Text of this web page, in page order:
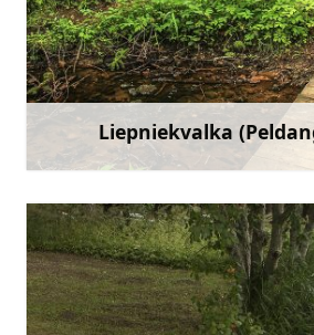
Liepniekvalka
Doties